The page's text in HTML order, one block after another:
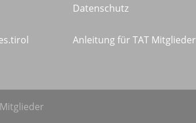
Datenschutz
Anleitung für TAT Mitglieder